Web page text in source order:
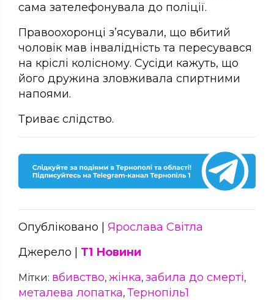
сама зателефонувала до поліції.
Правоохоронці з’ясували, що вбитий
чоловік мав інвалідність та пересувався
на кріслі колісному. Сусіди кажуть, що
його дружина зловживала спиртними
напоями.
Триває слідство.
Опубліковано | Ярослава Світла
Джерело | Т1 Новини
Мітки: вбивство, жінка, забила до смерті,
металева лопатка, Тернопіль1